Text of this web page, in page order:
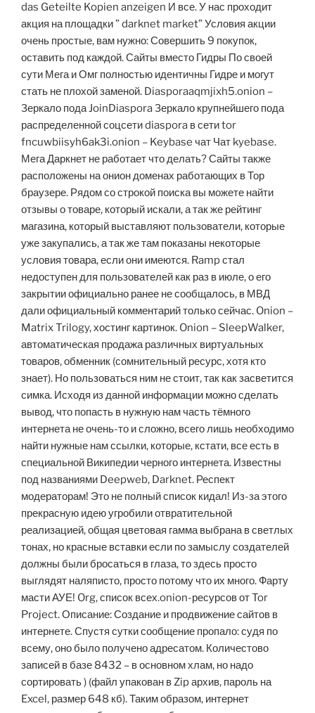
das Geteilte Kopien anzeigen И все. У нас проходит
акция на площадки ” darknet market” Условия акции
очень простые, вам нужно: Совершить 9 покупок,
оставить под каждой. Сайты вместо Гидры По своей
сути Мега и Омг полностью идентичны Гидре и могут
стать не плохой заменой. Diasporaaqmjixh5.onion –
Зеркало пода JoinDiaspora Зеркало крупнейшего пода
распределенной соцсети diaspora в сети tor
fncuwbiisyh6ak3i.onion – Keybase чат Чат kyebase.
Мега Даркнет не работает что делать? Сайты также
расположены на онион доменах работающих в Тор
браузере. Рядом со строкой поиска вы можете найти
отзывы о товаре, который искали, а так же рейтинг
магазина, который выставляют пользователи, которые
уже закупались, а так же там показаны некоторые
условия товара, если они имеются. Ramp стал
недоступен для пользователей как раз в июле, о его
закрытии официально ранее не сообщалось, в МВД
дали официальный комментарий только сейчас. Onion –
Matrix Trilogy, хостинг картинок. Onion – SleepWalker,
автоматическая продажа различных виртуальных
товаров, обменник (сомнительный ресурс, хотя кто
знает). Но пользоваться ним не стоит, так как засветится
симка. Исходя из данной информации можно сделать
вывод, что попасть в нужную нам часть тёмного
интернета не очень-то и сложно, всего лишь необходимо
найти нужные нам ссылки, которые, кстати, все есть в
специальной Википедии черного интернета. Известны
под названиями Deepweb, Darknet. Респект
модераторам! Это не полный список кидал! Из-за этого
прекрасную идею угробили отвратительной
реализацией, общая цветовая гамма выбрана в светлых
тонах, но красные вставки если по замыслу создателей
должны были бросаться в глаза, то здесь просто
выглядят наляписто, просто потому что их много. Фарту
масти АУЕ! Org, список всех.onion-ресурсов от Tor
Project. Описание: Создание и продвижение сайтов в
интернете. Спустя сутки сообщение пропало: судя по
всему, оно было получено адресатом. Количестово
записей в базе 8432 – в основном хлам, но надо
сортировать ) (файл упакован в Zip архив, пароль на
Excel, размер 648 кб). Таким образом, интернет